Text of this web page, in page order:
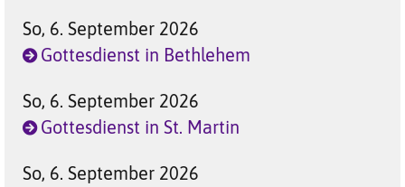
So, 6. September 2026
Gottesdienst in Bethlehem
So, 6. September 2026
Gottesdienst in St. Martin
So, 6. September 2026